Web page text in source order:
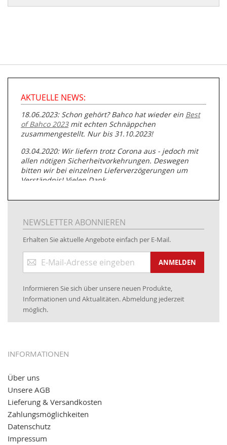
AKTUELLE NEWS:
18.06.2023: Schon gehört? Bahco hat wieder ein Best
of Bahco 2023mit echten Schnäppchen
zusammengestellt. Nur bis 31.10.2023!
03.04.2020: Wir liefern trotz Corona aus - jedoch mit
allen nötigen Sicherheitvorkehrungen. Deswegen
bitten wir bei einzelnen Lieferverzögerungen um
Verständnis! Vielen Dank.
05.07.2019: Neuester Zugang zu unserer
Rohrbearbeitung
01.06.2019: Individuell
bedruckte Kabeltrommeln
www.kabeltrommeln-versand.de/Kabelbedruckung
04.11.2018: Überarbeitung der Corporate Identity (CI)
16.01.2017:JETZT NEU- Visa & MasterCard (inkl.
Maestro)
12.01.2017:JETZT NEU- giropay, SOFORT-Überweisung
05.09.2016: NEUE Topseller bei
11.08.2016: Gerade entsteht unser "neuer"
Partnershop
Online-Shop für einfaches Transportieren. Einfach
reinschauen...
NEWSLETTER ABONNIEREN
Erhalten Sie aktuelle Angebote einfach per E-Mail.
zum
ANMELDEN
Informieren Sie sich über unsere neuen Produkte,
Informationen und Aktualitäten. Abmeldung jederzeit
möglich.
INFORMATIONEN
Über uns
Unsere AGB
Lieferung & Versandkosten
Zahlungsmöglichkeiten
Datenschutz
Impressum